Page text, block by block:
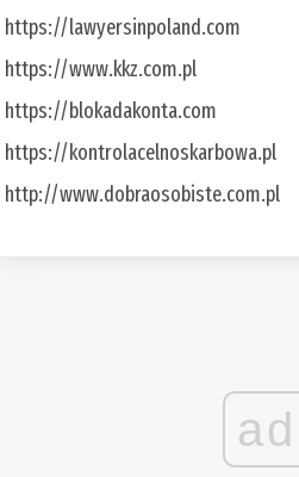
https://lawyersinpoland.com
https://www.kkz.com.pl
https://blokadakonta.com
https://kontrolacelnoskarbowa.pl
http://www.dobraosobiste.com.pl
ad